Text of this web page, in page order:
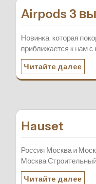
Airpods 3
Новинка, которая
приближается к нам с
Читайте далее
Hauset
Россия Москва и
Москва Строительный
Читайте далее